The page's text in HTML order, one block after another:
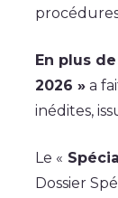
En plus
2026 » a
inédites,
Le «
Dossier